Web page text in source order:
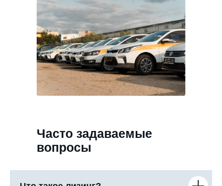
Часто задаваемые
вопросы